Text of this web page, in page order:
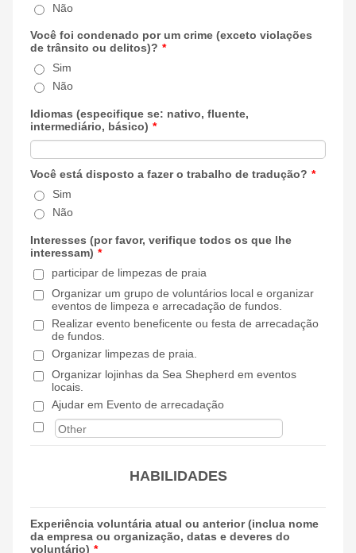
Não
Você foi condenado por um crime (exceto violações
de trânsito ou delitos)? *
Sim
Não
Idiomas (especifique se: nativo, fluente,
intermediário, básico) *
Você está disposto a fazer o trabalho de tradução? *
Sim
Não
Interesses (por favor, verifique todos os que lhe
interessam) *
participar de limpezas de praia
Organizar um grupo de voluntários local e organizar
eventos de limpeza e arrecadação de fundos.
Realizar evento beneficente ou festa de arrecadação
de fundos.
Organizar limpezas de praia.
Organizar lojinhas da Sea Shepherd em eventos
locais.
Ajudar em Evento de arrecadação
HABILIDADES
Experiência voluntária atual ou anterior (inclua nome
da empresa ou organização, datas e deveres do
voluntário) *